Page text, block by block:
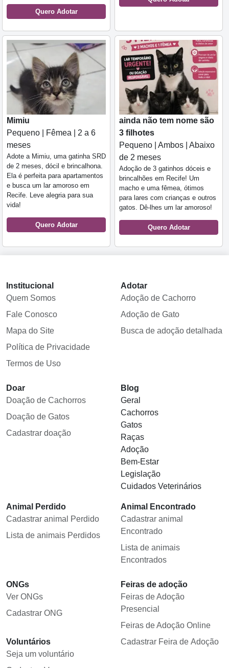
Quero Adotar
Mimiu
Pequeno | Fêmea | 2 a 6
meses
Adote a Mimiu, uma gatinha SRD
de 2 meses, dócil e brincalhona.
Ela é perfeita para apartamentos
e busca um lar amoroso em
Recife. Leve alegria para sua
vida!
Quero Adotar
ainda não tem nome são
3 filhotes
Pequeno | Ambos | Abaixo
de 2 meses
Adoção de 3 gatinhos dóceis e
brincalhões em Recife! Um
macho e uma fêmea, ótimos
para lares com crianças e outros
gatos. Dê-lhes um lar amoroso!
Quero Adotar
Institucional
Quem Somos
Fale Conosco
Mapa do Site
Política de Privacidade
Termos de Uso
Adotar
Adoção de Cachorro
Adoção de Gato
Busca de adoção detalhada
Doar
Doação de Cachorros
Doação de Gatos
Cadastrar doação
Blog
Geral
Cachorros
Gatos
Raças
Adoção
Bem-Estar
Legislação
Cuidados Veterinários
Animal Perdido
Cadastrar animal Perdido
Lista de animais Perdidos
Animal Encontrado
Cadastrar animal
Encontrado
Lista de animais
Encontrados
ONGs
Ver ONGs
Cadastrar ONG
Voluntários
Seja um voluntário
Feiras de adoção
Feiras de Adoção
Presencial
Feiras de Adoção Online
Cadastrar Feira de Adoção